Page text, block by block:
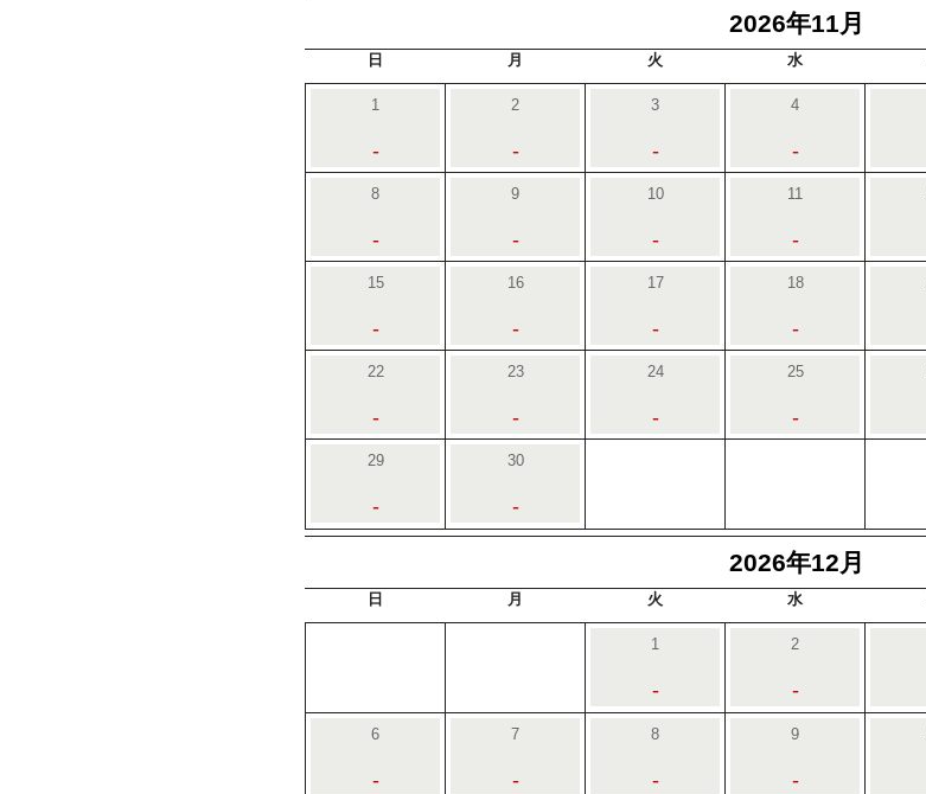
2026年11月
日 月 火 水
1
-
2
-
3
-
4
-
8
-
9
-
10
-
11
-
15
-
16
-
17
-
18
-
22
-
23
-
24
-
25
-
29
-
30
-
2026年12月
日 月 火 水
1
-
2
-
6
-
7
-
8
-
9
-